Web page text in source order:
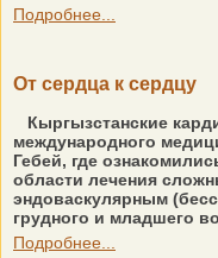
Подробнее...
От сердца к сердцу
Кыргызстанские
международного
Гебей, где
области лечения
эндоваскулярным
грудного и младшего
Подробнее...